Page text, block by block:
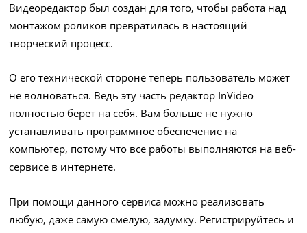
Видеоредактор был создан для того, чтобы работа над
монтажом роликов превратилась в настоящий
творческий процесс.
О его технической стороне теперь пользователь может
не волноваться. Ведь эту часть редактор InVideo
полностью берет на себя. Вам больше не нужно
устанавливать программное обеспечение на
компьютер, потому что все работы выполняются на веб-
сервисе в интернете.
При помощи данного сервиса можно реализовать
любую, даже самую смелую, задумку. Регистрируйтесь и